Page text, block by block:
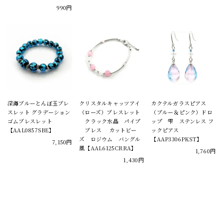
990円
深海ブルーとんぼ玉ブレ
スレット グラデーション
ゴムブレスレット
【AAL0857SBE】
7,150円
クリスタルキャッツアイ
（ローズ）ブレスレット
クラック水晶 パイプ
ブレス カットビー
ズ ロジウム バングル
風【AAL6125CRRA】
1,430円
カクテルガラスピアス
（ブルー＆ピンク）ドロ
ップ 雫 ステンレス フ
ックピアス
【AAP3306PKST】
1,760円